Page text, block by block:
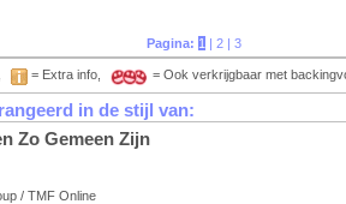
Pagina: 1 | 2 | 3
= Extra info, = Ook verkrijgbaar met
in de stijl van:
Zo Gemeen Zijn
/ TMF Online